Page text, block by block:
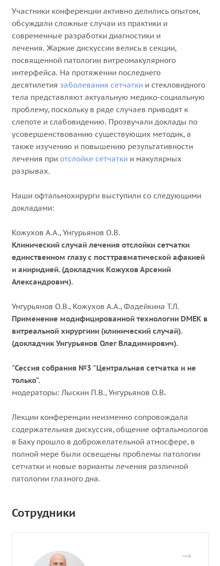
Участники конференции активно делились опытом,
обсуждали сложные случаи из практики и
современные разработки диагностики и
лечения. Жаркие дискуссии велись в секции,
посвященной патологии витреомакулярного
интерфейса. На протяжении последнего
десятилетия заболевания сетчатки и стекловидного
тела представляют актуальную медико-социальную
проблему, поскольку в ряде случаев приводят к
слепоте и слабовидению. Прозвучали доклады по
усовершенствованию существующих методик, а
также изучению и повышению результативности
лечения при отслойке сетчатки и макулярных
разрывах.
Наши офтальмохирурги выступили со следующими
докладами:
Кожухов А.А., Унгурьянов О.В.
Клинический случай лечения отслойки сетчатки
единственном глазу с посттравматической афакией
и аниридией. (докладчик Кожухов Арсений
Александрович).
Унгурьянов О.В., Кожухов А.А., Фадейкина Т.Л.
Применение модифицированной технологии DMEK в
витреальной хирургиии (клинический случай).
(докладчик Унгурьянов Олег Владимирович).
"Сессия собрания №3 "Центральная сетчатка и не
только".
модераторы: Лыскин П.В., Унгурьянов О.В.
Лекции конференции неизменно сопровождала
содержательная дискуссия, общение офтальмологов
в Баку прошло в доброжелательной атмосфере, в
полной мере были освещены проблемы патологии
сетчатки и новые варианты лечения различной
патологии глазного дна.
Сотрудники